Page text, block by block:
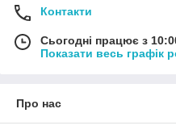
Контакти
Сьогодні працює з
Показати весь графік
Про нас